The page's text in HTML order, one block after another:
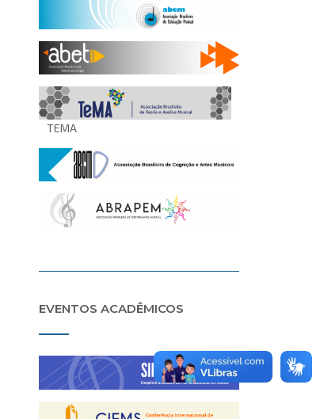
TEMA
EVENTOS ACADÊMICOS